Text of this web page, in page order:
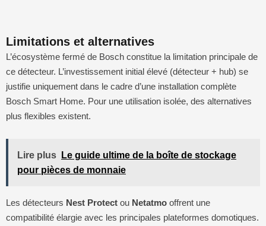
Limitations et alternatives
L’écosystème fermé de Bosch constitue la limitation principale de
ce détecteur. L’investissement initial élevé (détecteur + hub) se
justifie uniquement dans le cadre d’une installation complète
Bosch Smart Home. Pour une utilisation isolée, des alternatives
plus flexibles existent.
Lire plus
Le guide ultime de la boîte de stockage
pour pièces de monnaie
Les détecteurs Nest Protect ou Netatmo offrent une
compatibilité élargie avec les principales plateformes domotiques.